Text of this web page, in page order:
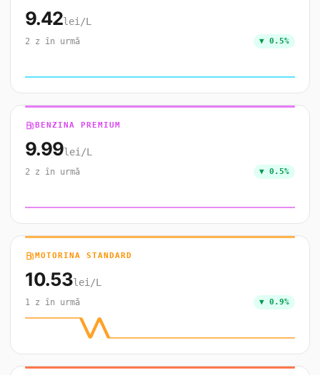
9.42lei/L
2 z în urmă ▼ 0.5%
local_gas_stationBENZINA PREMIUM
9.99lei/L
2 z în urmă ▼ 0.5%
local_gas_stationMOTORINA STANDARD
10.53lei/L
1 z în urmă ▼ 0.9%